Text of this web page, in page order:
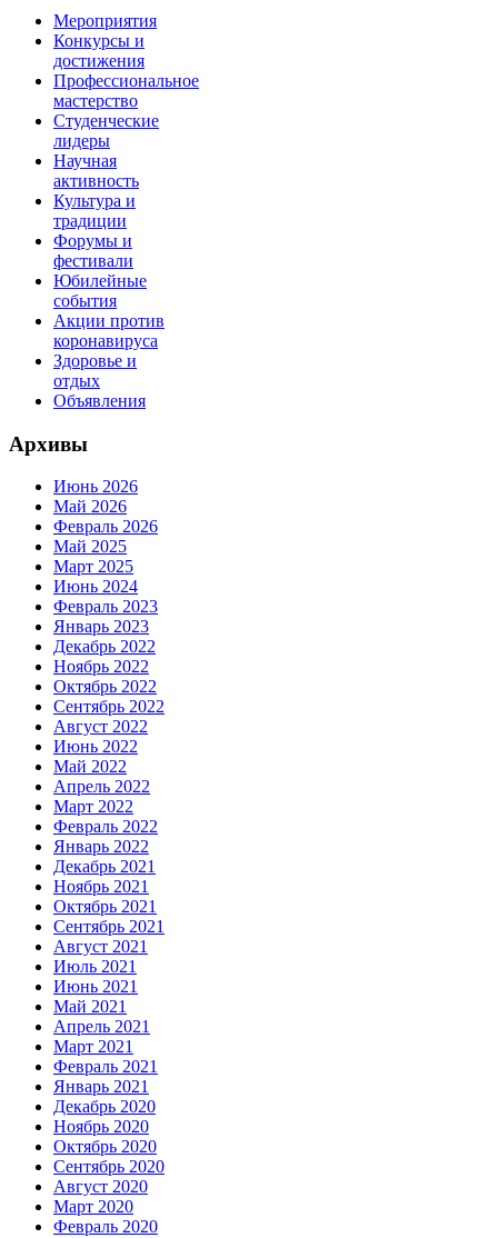
Мероприятия
Конкурсы и
достижения
Профессиональное
мастерство
Студенческие
лидеры
Научная
активность
Культура и
традиции
Форумы и
фестивали
Юбилейные
события
Акции против
коронавируса
Здоровье и
отдых
Объявления
Архивы
Июнь 2026
Май 2026
Февраль 2026
Май 2025
Март 2025
Июнь 2024
Февраль 2023
Январь 2023
Декабрь 2022
Ноябрь 2022
Октябрь 2022
Сентябрь 2022
Август 2022
Июнь 2022
Май 2022
Апрель 2022
Март 2022
Февраль 2022
Январь 2022
Декабрь 2021
Ноябрь 2021
Октябрь 2021
Сентябрь 2021
Август 2021
Июль 2021
Июнь 2021
Май 2021
Апрель 2021
Март 2021
Февраль 2021
Январь 2021
Декабрь 2020
Ноябрь 2020
Октябрь 2020
Сентябрь 2020
Август 2020
Март 2020
Февраль 2020